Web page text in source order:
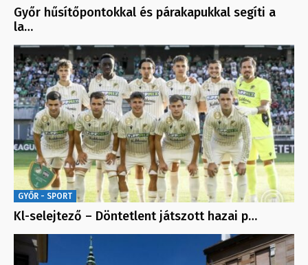
Győr hűsítőpontokkal és párakapukkal segíti a
la…
GYŐR - SPORT
Kl-selejtező – Döntetlent játszott hazai p…